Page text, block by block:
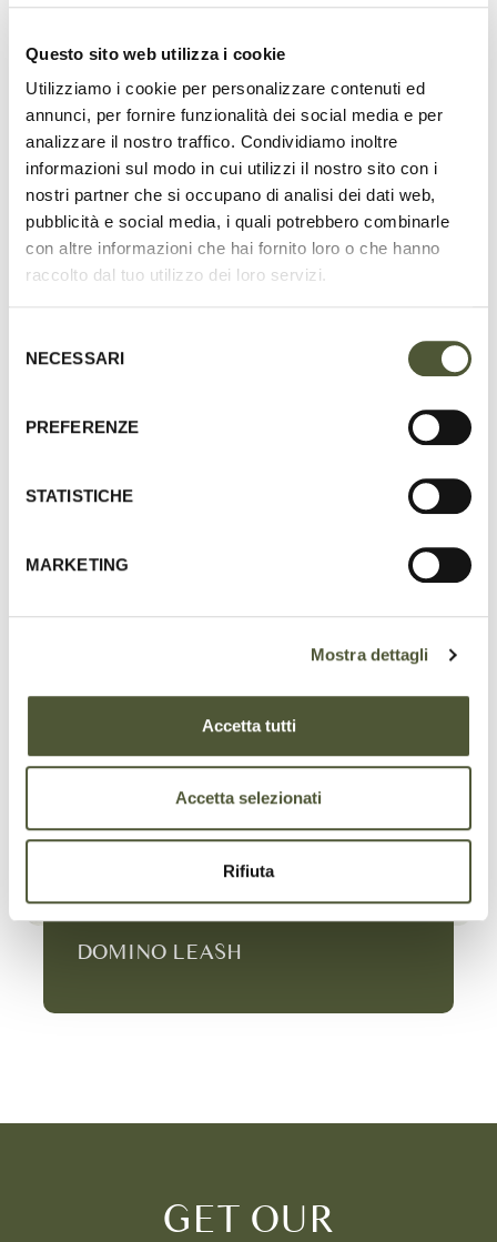
Questo sito web utilizza i cookie
Utilizziamo i cookie per personalizzare contenuti ed
annunci, per fornire funzionalità dei social media e per
analizzare il nostro traffico. Condividiamo inoltre
informazioni sul modo in cui utilizzi il nostro sito con i
nostri partner che si occupano di analisi dei dati web,
pubblicità e social media, i quali potrebbero combinarle
con altre informazioni che hai fornito loro o che hanno
raccolto dal tuo utilizzo dei loro servizi.
delNECESSARI
PREFERENZE
STATISTICHE
MARKETING
Mostra dettagli
Accetta tutti
Accetta selezionati
Rifiuta
HANDMADE IN ITALY
leather and suede
UNRIVALED DURABILITY
Share
DOMINO LEASH
GET OUR